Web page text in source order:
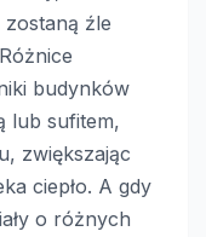
źle
budynków
lub sufitem,
zwiększając
ciepło. A gdy
o różnych